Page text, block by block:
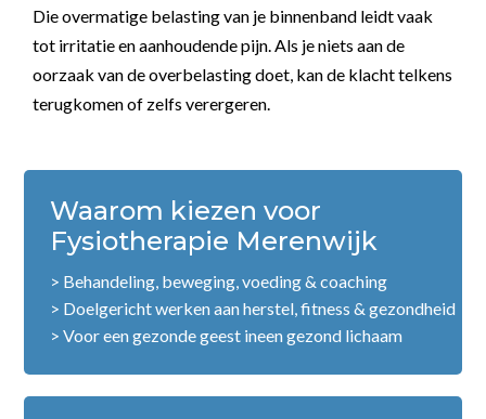
Die overmatige belasting van je binnenband leidt vaak
tot irritatie en aanhoudende pijn. Als je niets aan de
oorzaak van de overbelasting doet, kan de klacht telkens
terugkomen of zelfs verergeren.
Waarom kiezen voor
Fysiotherapie Merenwijk
> Behandeling, beweging, voeding & coaching
> Doelgericht werken aan herstel, fitness & gezondheid
> Voor een gezonde geest ineen gezond lichaam